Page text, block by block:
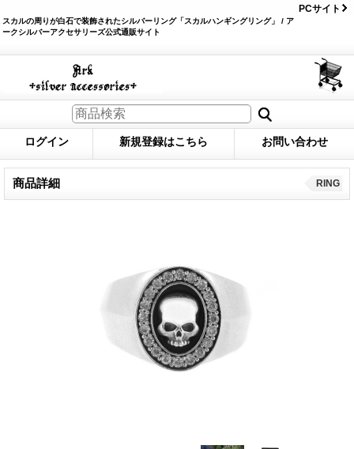
スカルの周りが白石で装飾されたシルバーリング「スカルハンギングリング」 / ア
ークシルバーアクセサリーズ公式通販サイト
PCサイト
ログイン 新規登録はこちら お問い合わせ
商品詳細 RING